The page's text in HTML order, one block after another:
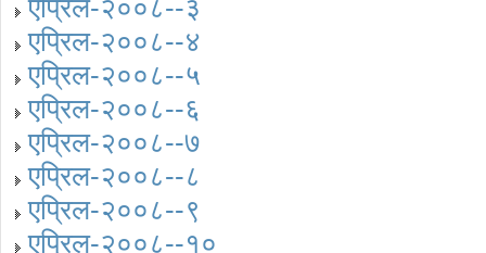
एप्रिल-२००८--३
एप्रिल-२००८--४
एप्रिल-२००८--५
एप्रिल-२००८--६
एप्रिल-२००८--७
एप्रिल-२००८--८
एप्रिल-२००८--९
एप्रिल-२००८--१०